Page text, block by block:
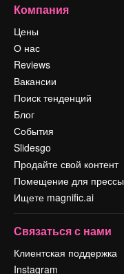
Компания
Цены
О нас
Reviews
Вакансии
Поиск тенденций
Блог
События
Slidesgo
Продайте свой контент
Помещение для прессы
Ищете magnific.ai
Связаться с нами
Клиентская поддержка
Instagram